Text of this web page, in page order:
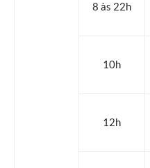
8 às 22h
10h
12h